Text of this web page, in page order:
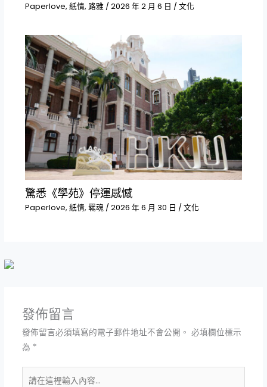
Paperlove, 紙情, 路雅/ 2026 年 2 月 6 日 / 文化
驚悉《學苑》停運感憾
Paperlove, 紙情, 羈魂 / 2026 年 6 月 30 日 / 文化
發佈留言
發佈留言必須填寫的電子郵件地址不會公開。 必填欄位標示
為 *